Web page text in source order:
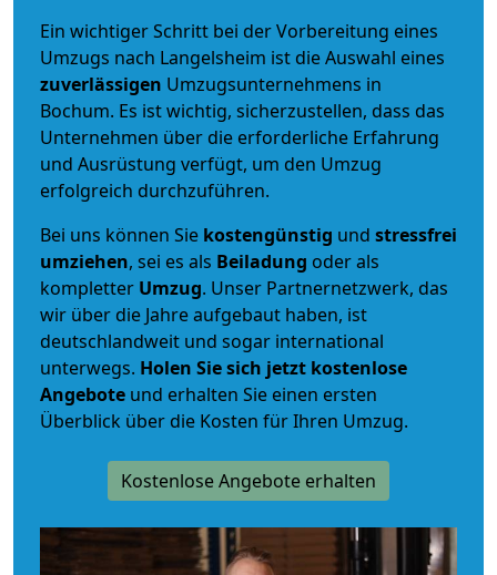
Ein wichtiger Schritt bei der Vorbereitung eines
Umzugs nach Langelsheim ist die Auswahl eines
zuverlässigen Umzugsunternehmens in
Bochum. Es ist wichtig, sicherzustellen, dass das
Unternehmen über die erforderliche Erfahrung
und Ausrüstung verfügt, um den Umzug
erfolgreich durchzuführen.
Bei uns können Sie kostengünstig und stressfrei
umziehen, sei es als Beiladung oder als
kompletter Umzug. Unser Partnernetzwerk, das
wir über die Jahre aufgebaut haben, ist
deutschlandweit und sogar international
unterwegs. Holen Sie sich jetzt kostenlose
Angebote und erhalten Sie einen ersten
Überblick über die Kosten für Ihren Umzug.
Kostenlose Angebote erhalten